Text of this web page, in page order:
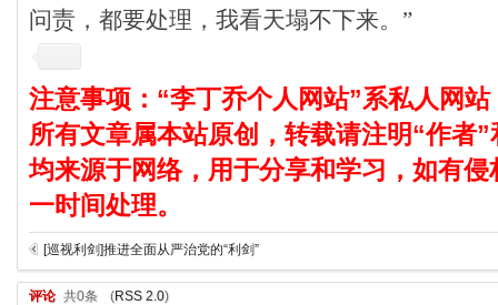
问责，都要处理，我看天塌不下来。”
注意事项：“李丁乔个人网站”系私人网
所有文章属本站原创，转载请注明“作者
均来源于网络，用于分享和学习，如有
一时间处理。
[巡视利剑]推进全面从严治党的“利剑”
评论 共0条 (RSS 2.0)